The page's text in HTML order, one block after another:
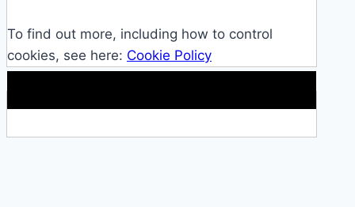
To find out more, including how to control
cookies, see here: Cookie Policy